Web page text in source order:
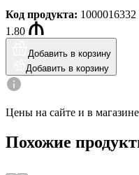
Код продукта: 1000016332
1.80
Добавить в корзину
Добавить в корзину
Цены на сайте и в
Похожие